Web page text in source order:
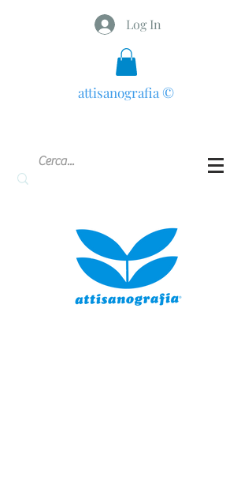
Log In
attisanografia ©